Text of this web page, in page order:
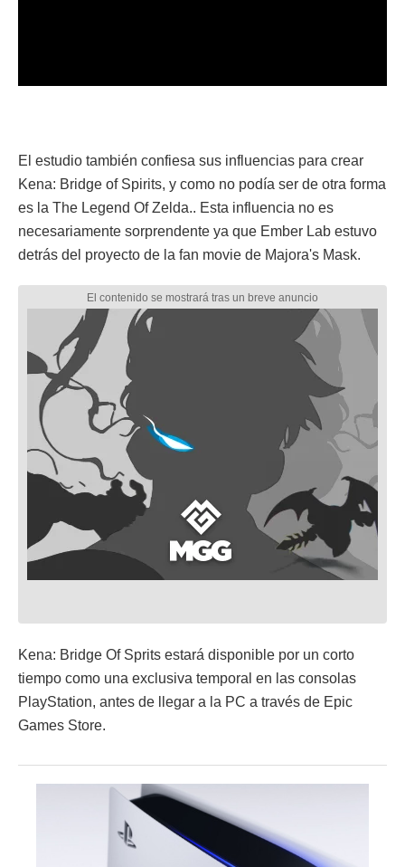
El estudio también confiesa sus influencias para crear
Kena: Bridge of Spirits, y como no podía ser de otra forma
es la The Legend Of Zelda.. Esta influencia no es
necesariamente sorprendente ya que Ember Lab estuvo
detrás del proyecto de la fan movie de Majora's Mask.
Kena: Bridge Of Sprits estará disponible por un corto
tiempo como una exclusiva temporal en las consolas
PlayStation, antes de llegar a la PC a través de Epic
Games Store.